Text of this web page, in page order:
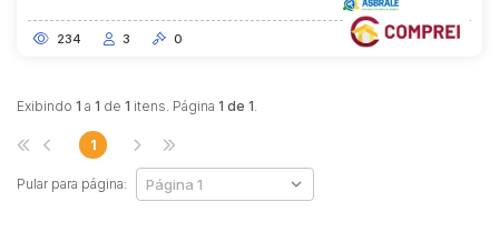
Habilite-se para efetuar lances ou
234 3 0
Exibindo 1 a 1 de 1 itens. Página 1 de 1.
Pular para página:
1